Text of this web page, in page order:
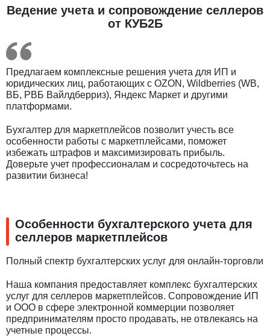
Ведение учета и сопровождение селлеров
от КУБ2Б
Предлагаем комплексные решения учета для ИП и
юридических лиц, работающих с OZON, Wildberries (WB,
ВБ, РВБ Вайлдберриз), Яндекс Маркет и другими
платформами.
Бухгалтер для маркетплейсов позволит учесть все
особенности работы с маркетплейсами, поможет
избежать штрафов и максимизировать прибыль.
Доверьте учет профессионалам и сосредоточьтесь на
развитии бизнеса!
Особенности бухгалтерского учета для
селлеров маркетплейсов
Полный спектр бухгалтерских услуг для онлайн-торговли
Наша компания предоставляет комплекс бухгалтерских
услуг для селлеров маркетплейсов. Сопровождение ИП
и ООО в сфере электронной коммерции позволяет
предпринимателям просто продавать, не отвлекаясь на
учетные процессы.